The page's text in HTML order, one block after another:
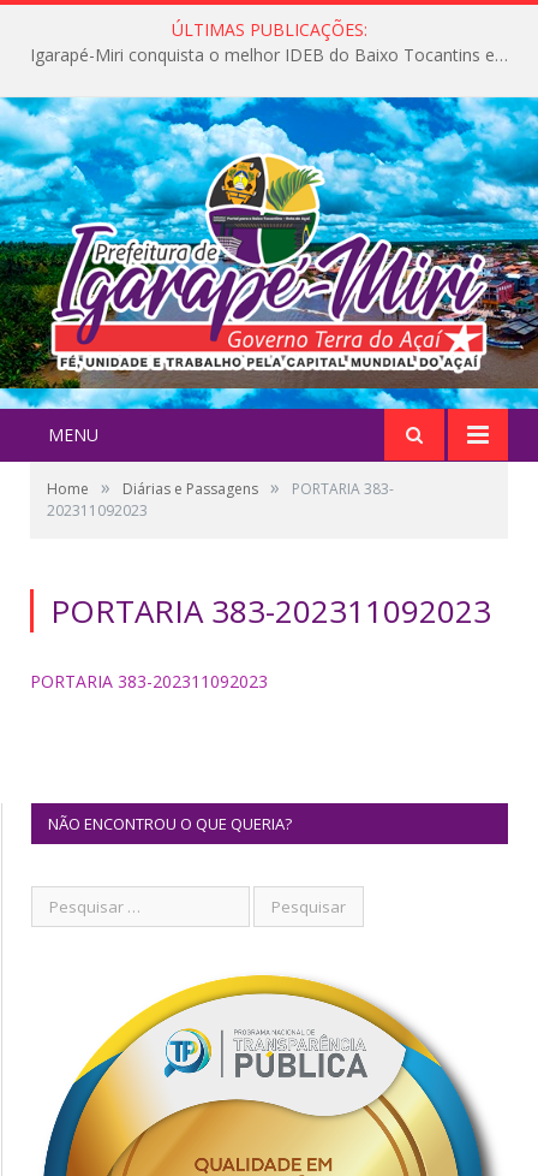
ÚLTIMAS PUBLICAÇÕES:
Igarapé-Miri conquista o melhor IDEB do Baixo Tocantins e avança na qualidade da educação pública
MENU
Home » Diárias e Passagens »
PORTARIA 383-
202311092023
PORTARIA 383-202311092023
PORTARIA 383-202311092023
NÃO ENCONTROU O QUE QUERIA?